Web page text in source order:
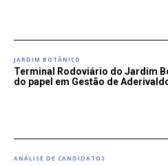
JARDIM BOTÂNICO
Terminal Rodoviário do Jardim
do papel em Gestão de
ANÁLISE DE CANDIDATOS